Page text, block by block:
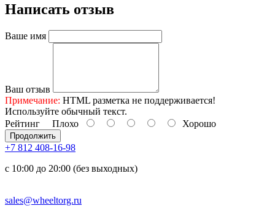
Написать отзыв
Ваше имя
Ваш отзыв
Примечание: HTML разметка не поддерживается!
Используйте обычный текст.
Рейтинг Плохо Хорошо
Продолжить
+7 812 408-16-98
с 10:00 до 20:00 (без выходных)
sales@wheeltorg.ru